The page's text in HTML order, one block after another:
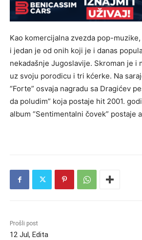
Kao komercijalna zvezda pop-
i jedan je od onih koji je i danas
nekadašnje Jugoslavije. Skroman je i
uz svoju porodicu i tri kćerke. Na
“Forte” osvaja nagradu sa Dragićev
da poludim” koja postaje hit 2001.
album “Sentimentalni čovek” postaje
Prošli post
12 Jul, Edita